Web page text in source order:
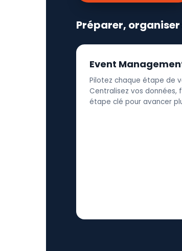
Préparer,
Event
Pilotez chaque étape de
Centralisez vos données,
étape clé pour avancer